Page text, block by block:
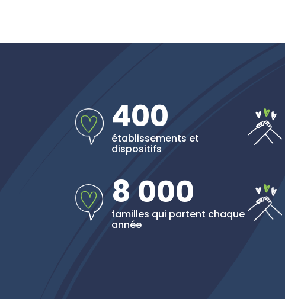
400
établissements et
dispositifs
8 000
familles qui partent chaque
année